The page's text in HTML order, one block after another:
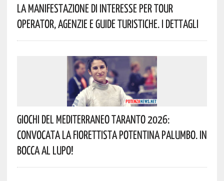
La Manifestazione Di Interesse Per Tour
Operator, Agenzie E Guide Turistiche. I Dettagli
Giochi Del Mediterraneo Taranto 2026:
Convocata La Fiorettista Potentina Palumbo. In
Bocca Al Lupo!